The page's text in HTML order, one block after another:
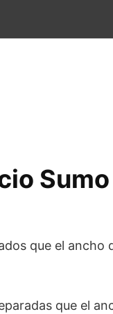
que el ancho
que el